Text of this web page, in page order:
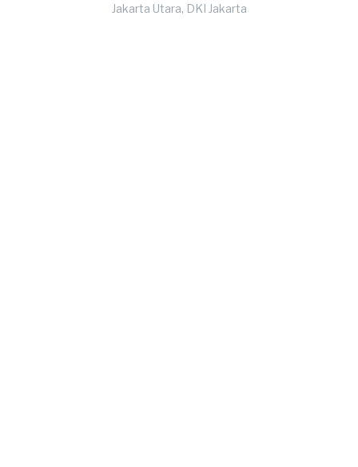
Jakarta Utara, DKI Jakarta